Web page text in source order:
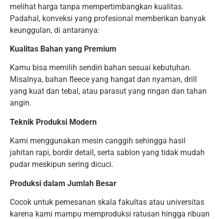
melihat harga tanpa mempertimbangkan kualitas.
Padahal, konveksi yang profesional memberikan banyak
keunggulan, di antaranya:
Kualitas Bahan yang Premium
Kamu bisa memilih sendiri bahan sesuai kebutuhan.
Misalnya, bahan fleece yang hangat dan nyaman, drill
yang kuat dan tebal, atau parasut yang ringan dan tahan
angin.
Teknik Produksi Modern
Kami menggunakan mesin canggih sehingga hasil
jahitan rapi, bordir detail, serta sablon yang tidak mudah
pudar meskipun sering dicuci.
Produksi dalam Jumlah Besar
Cocok untuk pemesanan skala fakultas atau universitas
karena kami mampu memproduksi ratusan hingga ribuan